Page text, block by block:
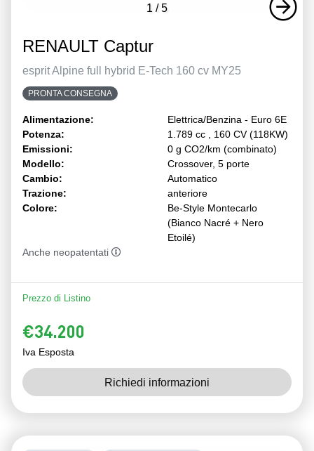
1 /5
RENAULT Captur
esprit Alpine full hybrid E-Tech 160 cv MY25
PRONTA CONSEGNA
Alimentazione:
Elettrica/Benzina - Euro 6E
Potenza:
1.789 cc , 160 CV (118KW)
Emissioni:
0 g CO2/km (combinato)
Modello:
Crossover, 5 porte
Cambio:
Automatico
Trazione:
anteriore
Colore:
Be-Style Montecarlo
(Bianco Nacré + Nero
Etoilé)
Anche neopatentati
Prezzo di Listino
€34.200
Iva Esposta
Richiedi informazioni